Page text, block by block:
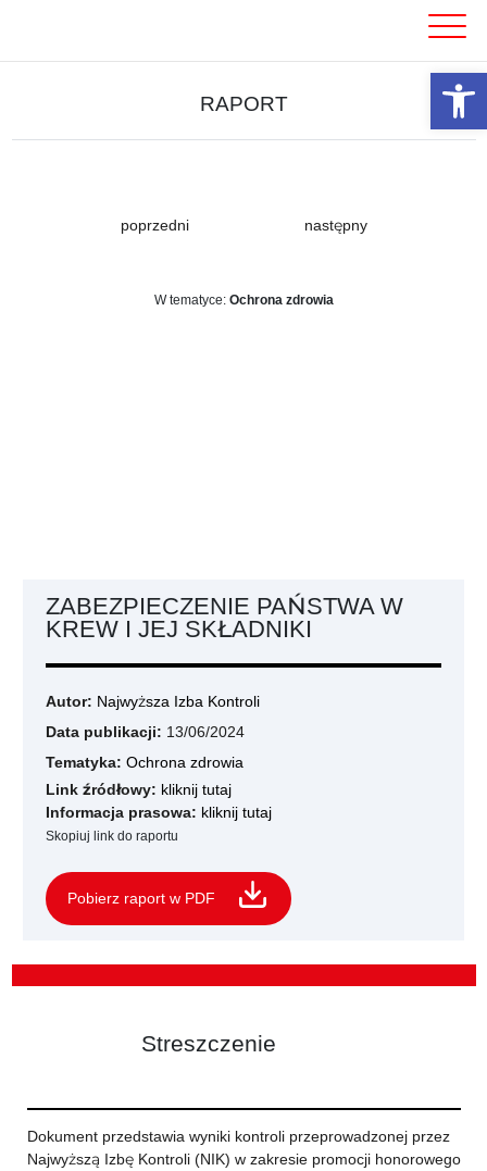
RAPORT
poprzedni następny
W tematyce: Ochrona zdrowia
ZABEZPIECZENIE PAŃSTWA W
KREW I JEJ SKŁADNIKI
Autor: Najwyższa Izba Kontroli
Data publikacji: 13/06/2024
Tematyka: Ochrona zdrowia
Link źródłowy: kliknij tutaj
Informacja prasowa: kliknij tutaj
Skopiuj link do raportu
Pobierz raport w PDF
Streszczenie
Dokument przedstawia wyniki kontroli przeprowadzonej przez
Najwyższą Izbę Kontroli (NIK) w zakresie promocji honorowego